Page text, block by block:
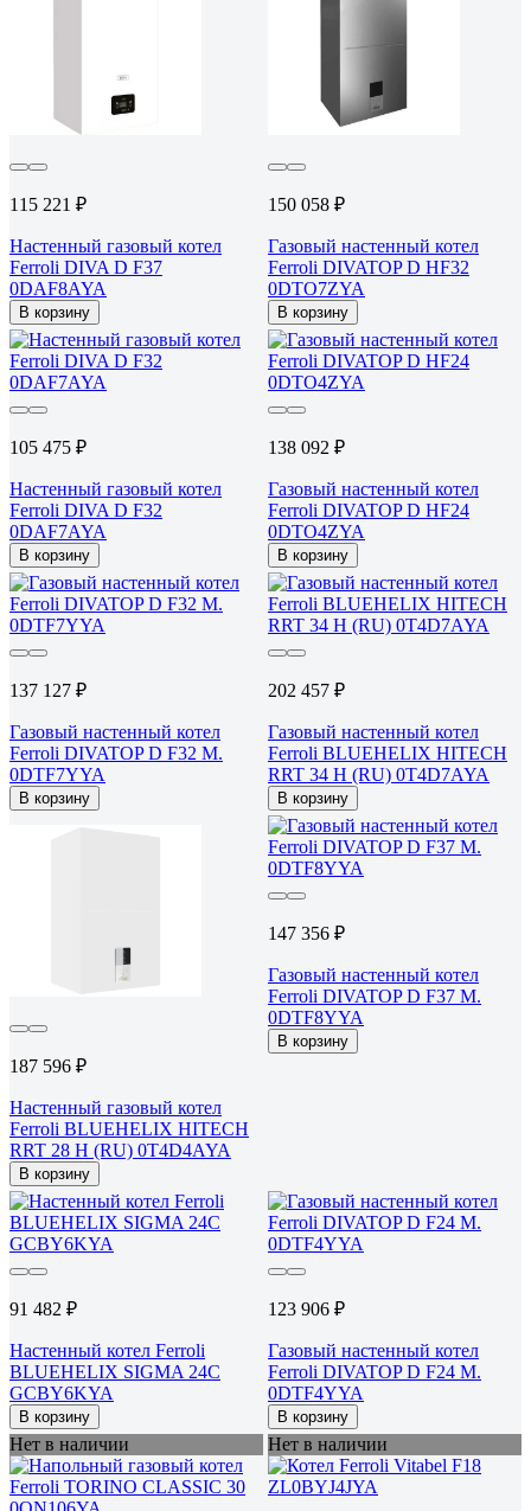
115 221 ₽
Настенный газовый котел
Ferroli DIVA D F37
0DAF8AYA
В корзину
150 058 ₽
Газовый настенный котел
Ferroli DIVATOP D HF32
0DTO7ZYA
В корзину
105 475 ₽
Настенный газовый котел
Ferroli DIVA D F32
0DAF7AYA
В корзину
138 092 ₽
Газовый настенный котел
Ferroli DIVATOP D HF24
0DTO4ZYA
В корзину
137 127 ₽
Газовый настенный котел
Ferroli DIVATOP D F32 M.
0DTF7YYA
В корзину
202 457 ₽
Газовый настенный котел
Ferroli BLUEHELIX HITECH
RRT 34 H (RU) 0T4D7AYA
В корзину
187 596 ₽
Настенный газовый котел
Ferroli BLUEHELIX HITECH
RRT 28 H (RU) 0T4D4AYA
В корзину
147 356 ₽
Газовый настенный котел
Ferroli DIVATOP D F37 M.
0DTF8YYA
В корзину
91 482 ₽
Настенный котел Ferroli
BLUEHELIX SIGMA 24C
GCBY6KYA
В корзину
123 906 ₽
Газовый настенный котел
Ferroli DIVATOP D F24 M.
0DTF4YYA
В корзину
Нет в наличии Нет в наличии